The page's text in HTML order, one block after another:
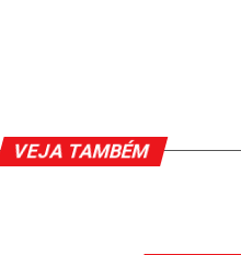
VEJA TAMBÉM